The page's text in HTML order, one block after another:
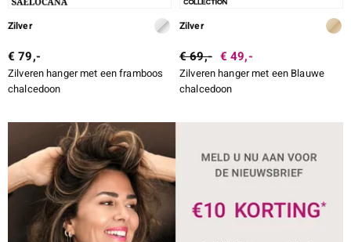
Zilver
€ 79,-
Zilveren hanger met een framboos
chalcedoon
Zilver
€ 69,- € 49,-
Zilveren hanger met een Blauwe
chalcedoon